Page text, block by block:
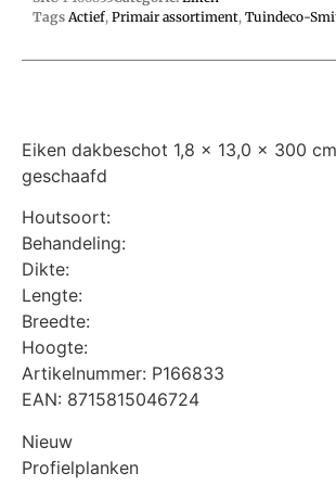
Tags Actief, Primair assortiment, Tuindeco-
Eiken dakbeschot 1,8 x 13,0 x 300
geschaafd
Houtsoort:
Behandeling:
Dikte:
Lengte:
Breedte:
Hoogte:
Artikelnummer: P166833
EAN: 8715815046724
Nieuw
Profielplanken